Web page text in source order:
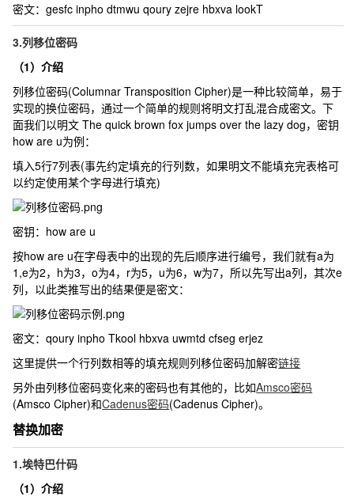
密文：gesfc inpho dtmwu qoury zejre hbxva lookT
3.列移位密码
（1）介绍
列移位密码(Columnar Transposition Cipher)是一种比较简单，易于
实现的换位密码，通过一个简单的规则将明文打乱混合成密文。下
面我们以明文 The quick brown fox jumps over the lazy dog，密钥
how are u为例：
填入5行7列表(事先约定填充的行列数，如果明文不能填充完表格可
以约定使用某个字母进行填充)
密钥： how are u
按how are u在字母表中的出现的先后顺序进行编号，我们就有a为
1,e为2，h为3，o为4，r为5，u为6，w为7，所以先写出a列，其次e
列，以此类推写出的结果便是密文：
密文：qoury inpho Tkool hbxva uwmtd cfseg erjez
这里提供一个行列数相等的填充规则列移位密码加解密链接
另外由列移位密码变化来的密码也有其他的，比如Amsco密码
(Amsco Cipher)和Cadenus密码(Cadenus Cipher)。
替换加密
1.埃特巴什码
（1）介绍